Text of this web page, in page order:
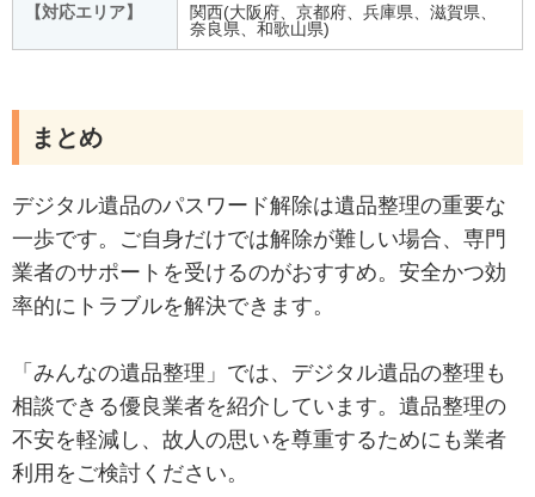
【対応エリア】
関西(大阪府、京都府、兵庫県、滋賀県、
奈良県、和歌山県)
まとめ
デジタル遺品のパスワード解除は遺品整理の重要な
一歩です。ご自身だけでは解除が難しい場合、専門
業者のサポートを受けるのがおすすめ。安全かつ効
率的にトラブルを解決できます。
「みんなの遺品整理」では、デジタル遺品の整理も
相談できる優良業者を紹介しています。遺品整理の
不安を軽減し、故人の思いを尊重するためにも業者
利用をご検討ください。